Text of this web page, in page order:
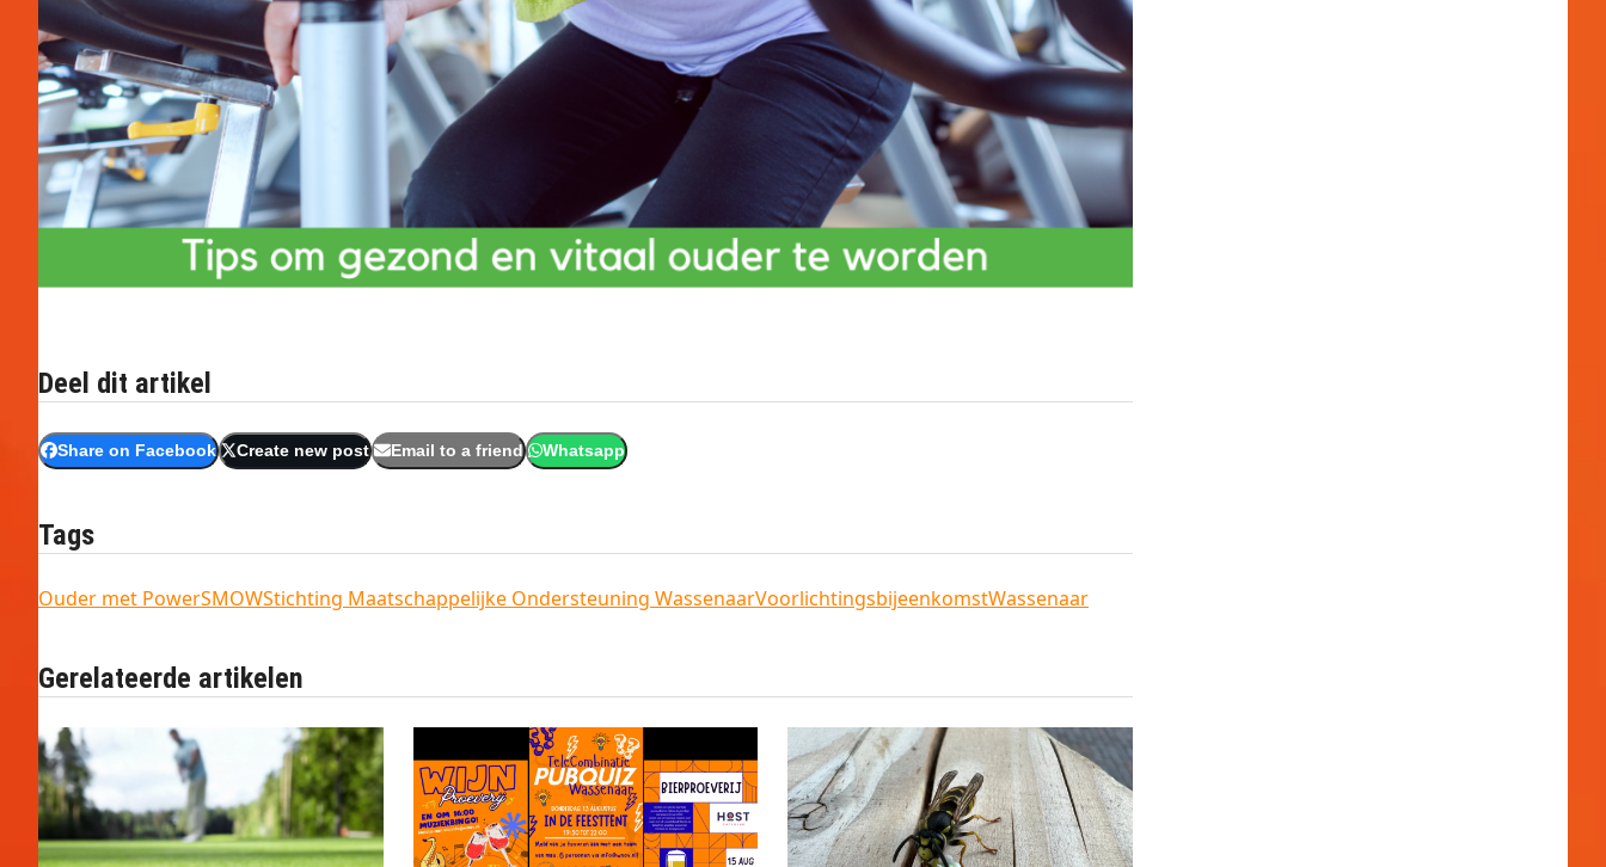
Deel dit artikel
Share on Facebook Create new post Email to a friend Whatsapp
Tags
Ouder met PowerSMOWStichting Maatschappelijke Ondersteuning WassenaarVoorlichtingsbijeenkomstWassenaar
Gerelateerde artikelen